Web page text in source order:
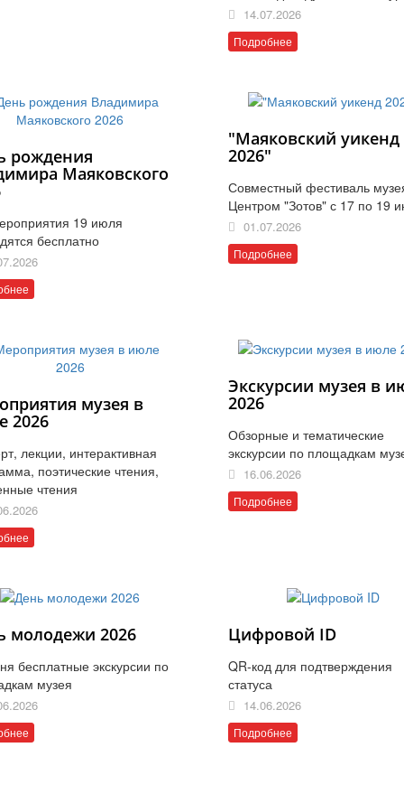
14.07.2026
Подробнее
рождения
Маяковского
19 июля
бесплатно
"Маяковский уикенд
2026"
Совместный фестиваль
Центром "Зотов" с 17 по 19
01.07.2026
Подробнее
музея в
2026
лекции, интерактивная
поэтические чтения,
чтения
Экскурсии музея в
2026
Обзорные и тематические
экскурсии по площадкам
16.06.2026
Подробнее
молодежи 2026
бесплатные экскурсии по
музея
Цифровой ID
QR-код для подтверждения
статуса
14.06.2026
Подробнее